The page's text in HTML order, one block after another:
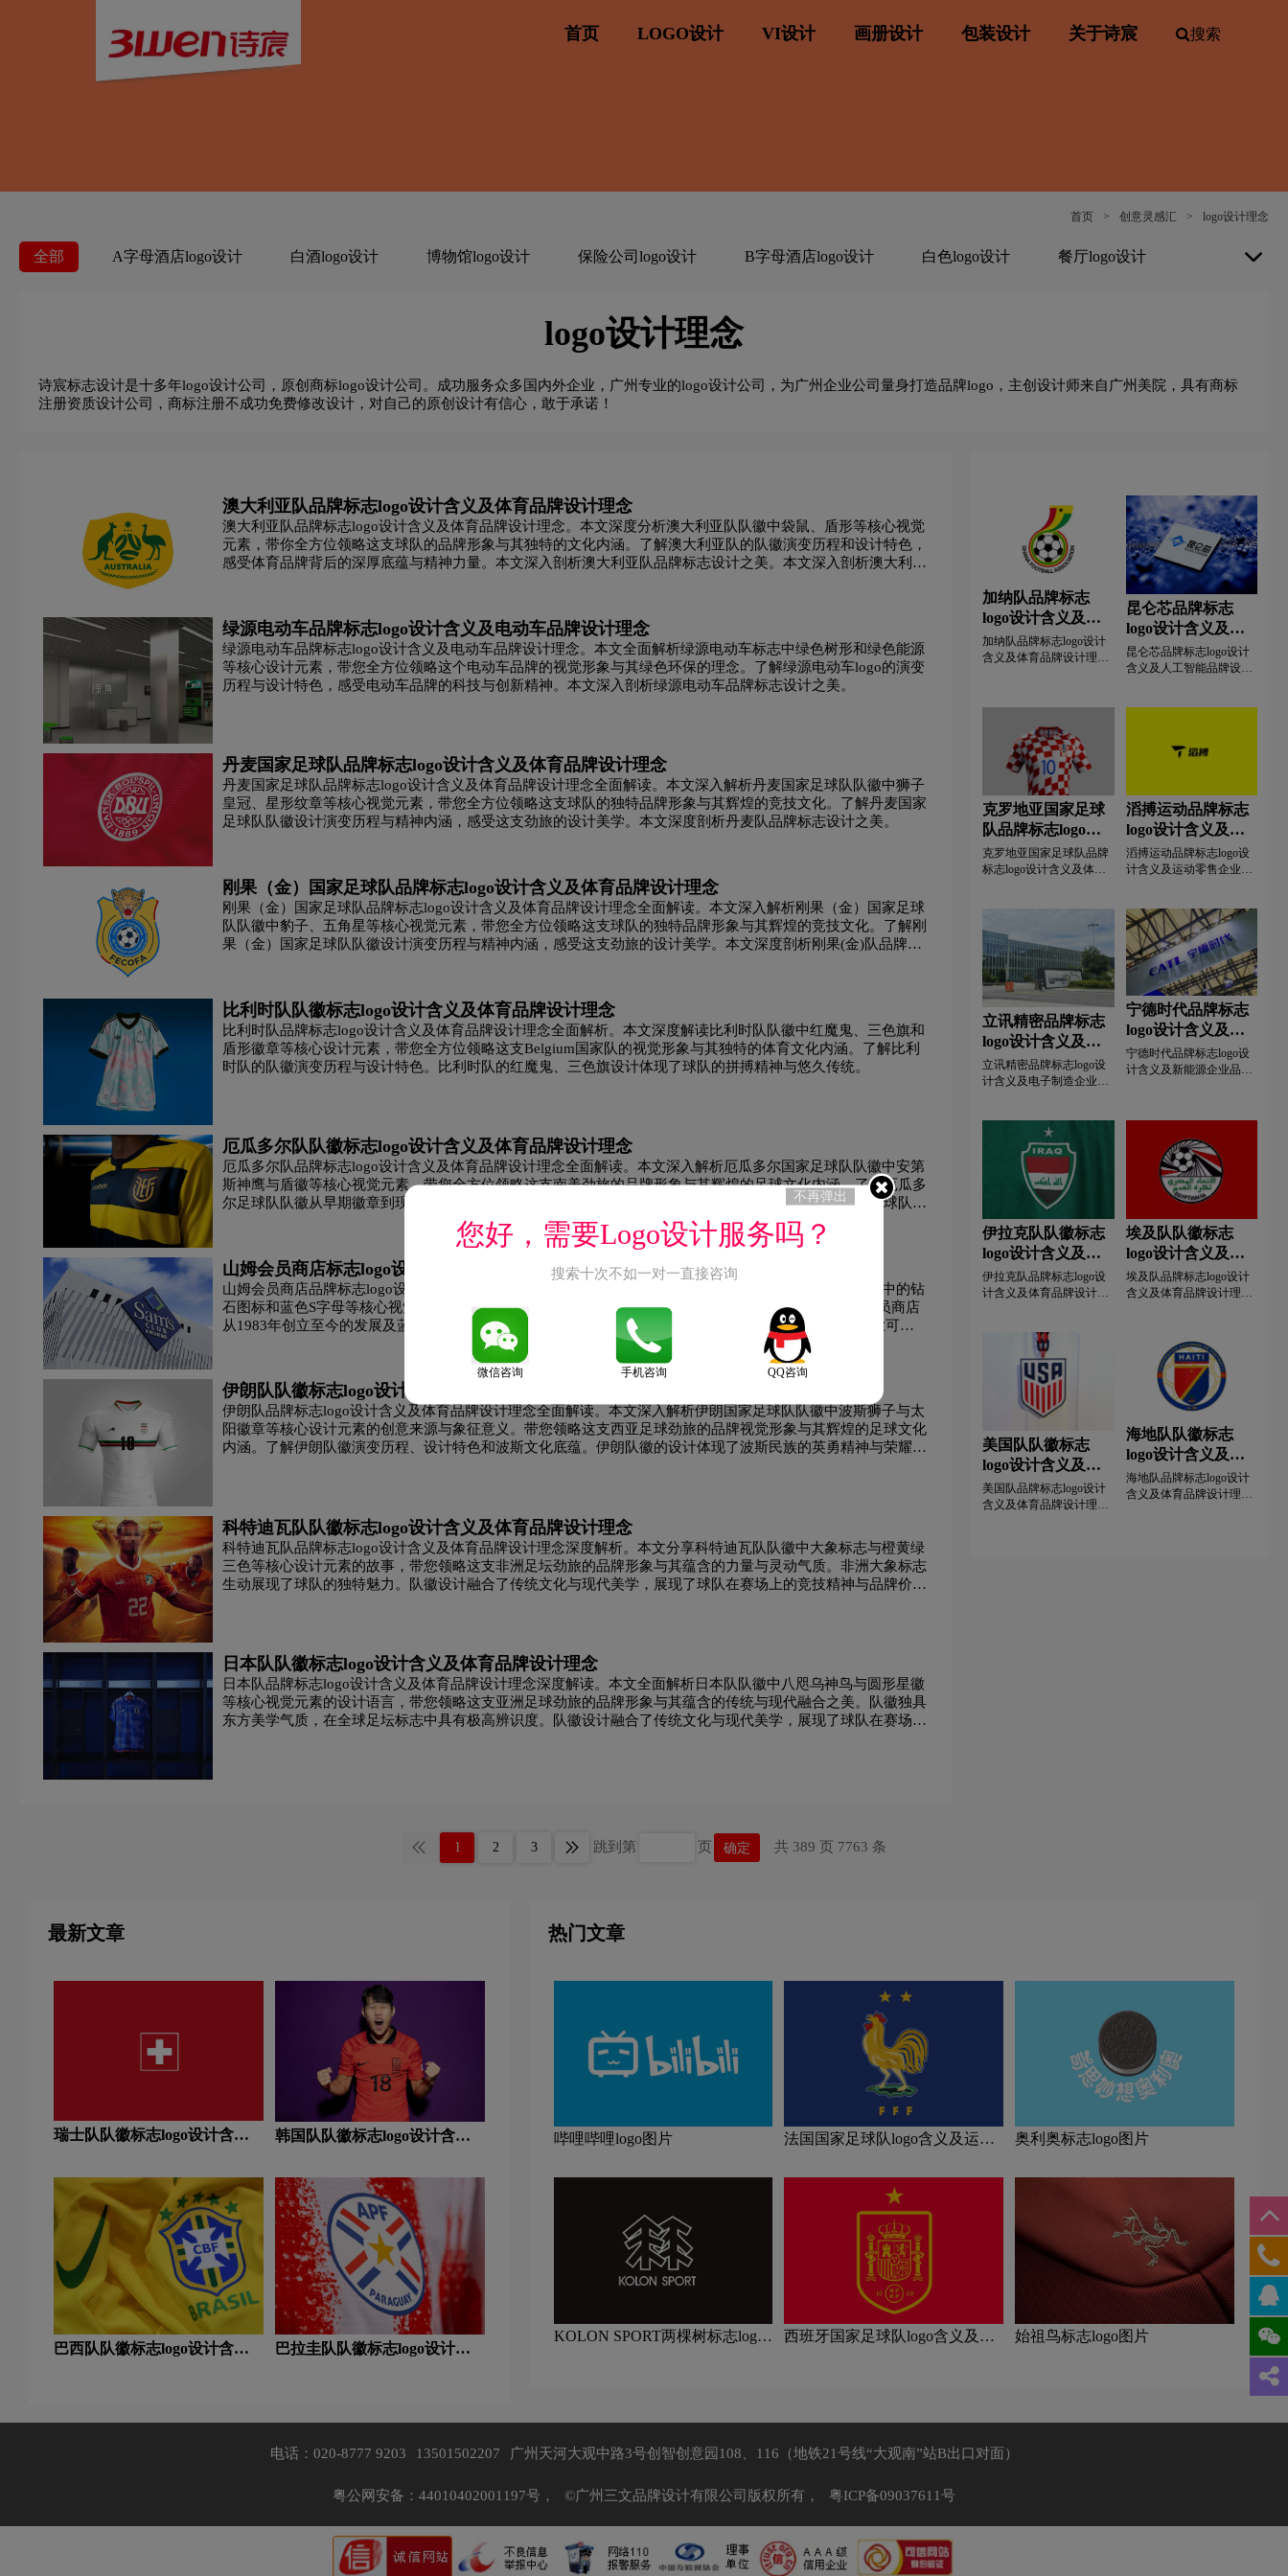
首页 LOGO设计 VI设计 画册设计 包装设计 关于诗宸 搜索
首页 > 创意灵感汇 > logo设计理念
全部 A字母酒店logo设计 白酒logo设计 博物馆logo设计 保险公司logo设计 B字母酒店logo设计 白色logo设计 餐厅logo设计
D字母酒店logo设计
护肤品logo设计 粉红色logo设计 果汁logo设计 G字母汉字酒店logo设计
教育logo设计 集团logo设计 家具logo设计 酒logo设计 会计师事务所logo设计
科技logo设计 咖啡logo设计 快递公司logo设计 利口酒logo设计 零售logo设计 龙舌兰logo设计 零食logo设计 卤味logo设计
M字母汉字酒店logo设计
M字母酒店logo设计 内衣logo设计 奶logo设计 牛奶logo设计 奶茶logo设计 冷冻食品logo设计 奶粉logo设计 N字母酒店logo设计
葡萄酒logo设计 清洁用品logo设计
浅蓝色logo设计 青色logo设计 人logo设计 乳制品logo设计 肉logo设计 普通手表logo设计 高端手表logo设计
手表周边logo设计 石油logo设计 师范logo设计 食品logo设计 手表logo设计 生活用纸logo设计 S字母汉字酒店logo设计
涂料logo设计
碳酸饮料logo设计 T字母酒店logo设计 网络公司logo设计 卫视logo设计 威士忌logo设计 卫生巾logo设计
校徽logo设计 学院logo设计 箱包logo设计 香水logo设计 洗发水logo设计 鞋logo设计 医药logo设计 银行logo设计 药logo设计
医院logo设计 饮料logo设计 运动鞋logo设计 牙膏logo设计 运动品牌logo设计 Y字母汉字酒店logo设计
支付logo设计 中国logo设计 中医logo设计 棕色logo设计 紫色logo设计 字母logo设计 实景logo设计
logo设计理念
诗宸标志设计是十多年logo设计公司，原创商标logo设计公司。成功服务众多国内外企业，广州专业的logo设计公司，为广州企业公司量身打造品牌logo，主创设计师来自广州美院，具有商标
注册资质设计公司，商标注册不成功免费修改设计，对自己的原创设计有信心，敢于承诺！
澳大利亚队品牌标志logo设计含义及体育品牌设计理念
澳大利亚队品牌标志logo设计含义及体育品牌设计理念。本文深度分析澳大利亚队队徽中袋鼠、盾形等核心视觉
元素，带你全方位领略这支球队的品牌形象与其独特的文化内涵。了解澳大利亚队的队徽演变历程和设计特色，
感受体育品牌背后的深厚底蕴与精神力量。本文深入剖析澳大利亚队品牌标志设计之美。本文深入剖析澳大利亚
绿源电动车品牌标志logo设计含义及电动车品牌设计理念
绿源电动车品牌标志logo设计含义及电动车品牌设计理念。本文全面解析绿源电动车标志中绿色树形和绿色能源
等核心设计元素，带您全方位领略这个电动车品牌的视觉形象与其绿色环保的理念。了解绿源电动车logo的演变
历程与设计特色，感受电动车品牌的科技与创新精神。本文深入剖析绿源电动车品牌标志设计之美。
丹麦国家足球队品牌标志logo设计含义及体育品牌设计理念
丹麦国家足球队品牌标志logo设计含义及体育品牌设计理念全面解读。本文深入解析丹麦国家足球队队徽中狮子
皇冠、星形纹章等核心视觉元素，带您全方位领略这支球队的独特品牌形象与其辉煌的竞技文化。了解丹麦国家
足球队队徽设计演变历程与精神内涵，感受这支劲旅的设计美学。本文深度剖析丹麦队品牌标志设计之美。
刚果（金）国家足球队品牌标志logo设计含义及体育品牌设计理念
刚果（金）国家足球队品牌标志logo设计含义及体育品牌设计理念全面解读。本文深入解析刚果（金）国家足球
队队徽中豹子、五角星等核心视觉元素，带您全方位领略这支球队的独特品牌形象与其辉煌的竞技文化。了解刚
果（金）国家足球队队徽设计演变历程与精神内涵，感受这支劲旅的设计美学。本文深度剖析刚果(金)队品牌标
比利时队队徽标志logo设计含义及体育品牌设计理念
比利时队品牌标志logo设计含义及体育品牌设计理念全面解析。本文深度解读比利时队队徽中红魔鬼、三色旗和
盾形徽章等核心设计元素，带您全方位领略这支Belgium国家队的视觉形象与其独特的体育文化内涵。了解比利
时队的队徽演变历程与设计特色。比利时队的红魔鬼、三色旗设计体现了球队的拼搏精神与悠久传统。
厄瓜多尔队队徽标志logo设计含义及体育品牌设计理念
厄瓜多尔队品牌标志logo设计含义及体育品牌设计理念全面解读。本文深入解析厄瓜多尔国家足球队队徽中安第
斯神鹰与盾徽等核心视觉元素，带您全方位领略这支南美劲旅的品牌形象与其辉煌的足球文化内涵。了解厄瓜多
尔足球队队徽从早期徽章到现代盾徽的演变历程，体会安第斯神鹰所象征的力量与荣耀。厄瓜多尔国家足球队的
山姆会员商店标志logo设计含义及零售品牌设计理念
山姆会员商店品牌标志logo设计含义及零售品牌设计理念全面介绍。本文深入解读山姆会员商店品牌标志中的钻
石图标和蓝色S字母等核心视觉元素，带您领略这家全球知名会员制仓储式超市的品牌形象。了解山姆会员商店
从1983年创立至今的发展及蓝色品牌视觉体系。山姆钻石图标体现了品质精选承诺，蓝色主色调传递专业可靠
伊朗队队徽标志logo设计含义及体育品牌设计理念
伊朗队品牌标志logo设计含义及体育品牌设计理念全面解读。本文深入解析伊朗国家足球队队徽中波斯狮子与太
阳徽章等核心设计元素的创意来源与象征意义。带您领略这支西亚足球劲旅的品牌视觉形象与其辉煌的足球文化
内涵。了解伊朗队徽演变历程、设计特色和波斯文化底蕴。伊朗队徽的设计体现了波斯民族的英勇精神与荣耀追
科特迪瓦队队徽标志logo设计含义及体育品牌设计理念
科特迪瓦队品牌标志logo设计含义及体育品牌设计理念深度解析。本文分享科特迪瓦队队徽中大象标志与橙黄绿
三色等核心设计元素的故事，带您领略这支非洲足坛劲旅的品牌形象与其蕴含的力量与灵动气质。非洲大象标志
生动展现了球队的独特魅力。队徽设计融合了传统文化与现代美学，展现了球队在赛场上的竞技精神与品牌价值
日本队队徽标志logo设计含义及体育品牌设计理念
日本队品牌标志logo设计含义及体育品牌设计理念深度解读。本文全面解析日本队队徽中八咫乌神鸟与圆形星徽
等核心视觉元素的设计语言，带您领略这支亚洲足球劲旅的品牌形象与其蕴含的传统与现代融合之美。队徽独具
东方美学气质，在全球足坛标志中具有极高辨识度。队徽设计融合了传统文化与现代美学，展现了球队在赛场上
加纳队品牌标志
logo设计含义及体
育品牌设计理念
加纳队品牌标志logo设计
含义及体育品牌设计理
心视觉元素，带你全方位
与其独特的文化内涵。了
解加纳队的队徽演变历程
和设计特色，感受体育品
牌背后的深厚底蕴与精神
力量。本文深入剖析加纳
队品牌标志设计之美。本
文深入剖析加纳队品牌标
志设计之美。
昆仑芯品牌标志
logo设计含义及人
工智能品牌设计理
念
昆仑芯品牌标志logo设计
含义及人工智能品牌设计
这家AI芯片企业的品牌视
片部门到AI芯片独角兽的
品牌演变历程。昆仑芯的
蓝色标志体现了其在人工
智能硬件领域的专业精神
与技术创新基因。
克罗地亚国家足球
队品牌标志logo设
计含义及体育品牌
设计理念
克罗地亚国家足球队品牌
标志logo设计含义及体育
章、红白格纹等核心视觉
元素，带您全方位领略这
支球队的独特品牌形象与
其辉煌的竞技文化。了解
克罗地亚国家足球队队徽
设计演变历程与精神内
涵，感受这支劲旅的设计
美学。本文深度剖析克罗
地亚队品牌标志设计之
美。
滔搏运动品牌标志
logo设计含义及运
动零售企业品牌设
计理念
滔搏运动品牌标志logo设
计含义及运动零售企业品
(TOPSPORTS)标志中红色
动感元素与运动视觉语言
的品牌魅力，带您全方位
了解这家国内领先运动零
售运营商的品牌形象与市
场实力。感受滔搏运动标
志所传达的运动激情与专
业服务理念。
立讯精密品牌标志
logo设计含义及电
子制造企业品牌设
计理念
立讯精密品牌标志logo设
计含义及电子制造企业品
(Luxshare)标志中科技蓝配
色与字母组合设计的视觉
语言，带您全方位了解这
家全球精密制造龙头的品
牌形象与技术实力。感受
立讯精密标志所传达的专
业信赖感与创新精神。
宁德时代品牌标志
logo设计含义及新
能源企业品牌设计
理念
宁德时代品牌标志logo设
计含义及新能源企业品牌
标志中字母组合设计与蓝
带您全方位了解这家全球
动力电池龙头的品牌形象
与科技美学。感受宁德时
代标志所传达的创新精神
与可持续发展理念。
伊拉克队队徽标志
logo设计含义及体
育品牌设计理念
伊拉克队品牌标志logo设
计含义及体育品牌设计理
拉伯文字和绿鹰标志等核
心视觉元素，带你全面领
略这支西亚劲旅的品牌形
象与其悠久辉煌的足球文
化内涵。了解伊拉克队队
色，感受其独特的民族精
神传承。伊拉克队的绿鹰
标志体现了坚韧不屈的体
育精神与民族自豪感。
埃及队队徽标志
logo设计含义及体
育品牌设计理念
埃及队品牌标志logo设计
含义及体育品牌设计理念
色雄鹰的核心设计元素，
分析萨拉赫与金字塔等视
觉符号的创意灵感与象征
意义。带您领略这支北非
足球劲旅的品牌视觉形
象，了解其悠久而辉煌的
足球文化内涵与设计魅
力。埃及队徽的演变历史
体现了非洲足球的发展历
程。
美国队队徽标志
logo设计含义及体
育品牌设计理念
美国队品牌标志logo设计
含义及体育品牌设计理念
海地队队徽标志
logo设计含义及体
育品牌设计理念
海地队品牌标志logo设计
含义及体育品牌设计理
1 2 3 跳到第 页 确定 共 389 页 7763 条
最新文章
瑞士队队徽标志logo设计含义
韩国队队徽标志logo设计含义
巴西队队徽标志logo设计含义
巴拉圭队队徽标志logo设计含
热门文章
哔哩哔哩logo图片
法国国家足球队logo含义及运动
奥利奥标志logo图片
KOLON SPORT两棵树标志logo
西班牙国家足球队logo含义及运
始祖鸟标志logo图片
电话：020-8777 9203 13501502207 广州天河大观中路3号创智创意园108、116（地铁21号线“大观南”站B出口对面）
粤公网安备：44010402001197号， ©广州三文品牌设计有限公司版权所有， 粤ICP备09037611号
不再弹出
您好，需要Logo设计服务吗？
搜索十次不如一对一直接咨询
微信咨询 手机咨询 QQ咨询